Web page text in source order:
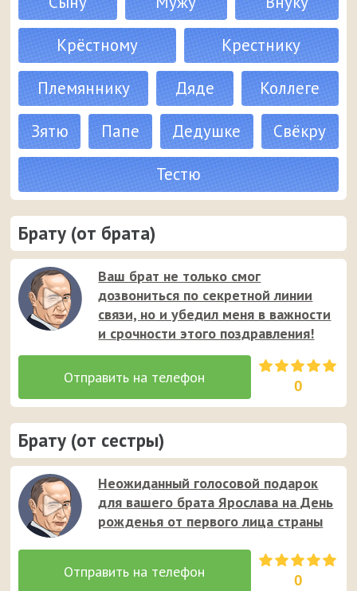
Крёстному
Крестнику
Племяннику
Дяде
Коллеге
Зятю
Папе Дедушке
Свёкру
Тестю
Брату (от брата)
Ваш брат не только смог
дозвониться по секретной линии
связи, но и убедил меня в важности
и срочности этого поздравления!
0
Брату (от сестры)
Неожиданный голосовой подарок
для вашего брата Ярослава на День
рожденья от первого лица страны
0